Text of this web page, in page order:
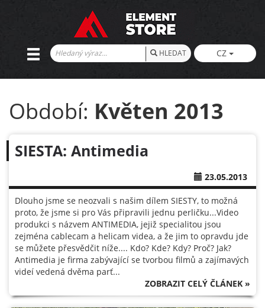
HLEDAT CZ
Období: Květen 2013
SIESTA: Antimedia
23.05.2013
Dlouho jsme se neozvali s našim dílem SIESTY, to možná
proto, že jsme si pro Vás připravili jednu perličku...Video
produkci s názvem ANTIMEDIA, jejiž specialitou jsou
zejména cablecam a helicam videa, a že jim to opravdu jde
se můžete přesvědčit níže.... Kdo? Kde? Kdy? Proč? Jak?
Antimedia je firma zabývající se tvorbou filmů a zajímavých
videí vedená dvěma parť...
ZOBRAZIT CELÝ ČLÁNEK »